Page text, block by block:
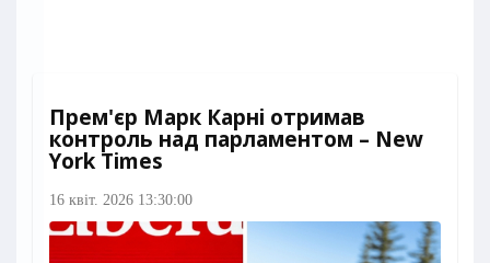
Прем'єр Марк Карні отримав
контроль над парламентом – New
York Times
16 квіт. 2026 13:30:00